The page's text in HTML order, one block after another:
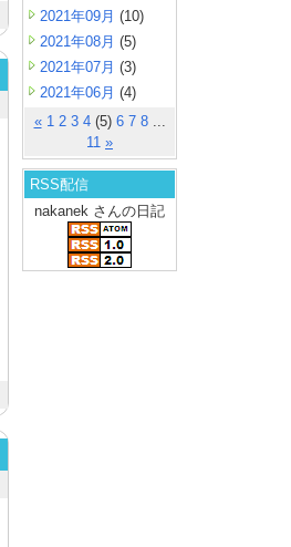
2021年09月 (10)
2021年08月 (5)
2021年07月 (3)
2021年06月 (4)
« 1 2 3 4 (5) 6 7 8...
11 »
RSS配信
nakanek さんの日記